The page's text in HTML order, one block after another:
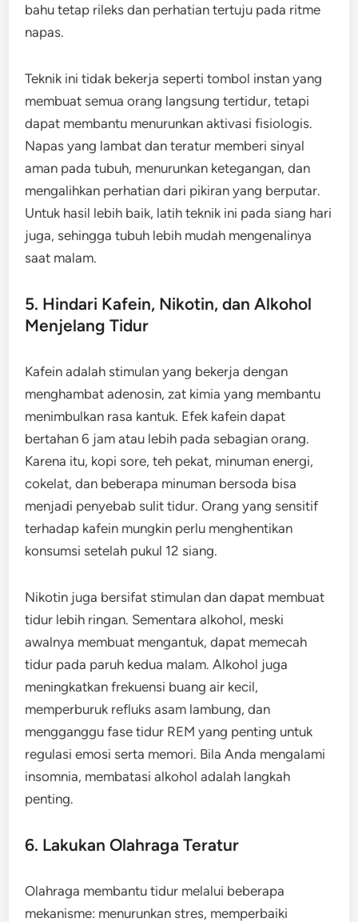
bahu tetap rileks dan perhatian tertuju pada ritme
napas.
Teknik ini tidak bekerja seperti tombol instan yang
membuat semua orang langsung tertidur, tetapi
dapat membantu menurunkan aktivasi fisiologis.
Napas yang lambat dan teratur memberi sinyal
aman pada tubuh, menurunkan ketegangan, dan
mengalihkan perhatian dari pikiran yang berputar.
Untuk hasil lebih baik, latih teknik ini pada siang hari
juga, sehingga tubuh lebih mudah mengenalinya
saat malam.
5. Hindari Kafein, Nikotin, dan Alkohol
Menjelang Tidur
Kafein adalah stimulan yang bekerja dengan
menghambat adenosin, zat kimia yang membantu
menimbulkan rasa kantuk. Efek kafein dapat
bertahan 6 jam atau lebih pada sebagian orang.
Karena itu, kopi sore, teh pekat, minuman energi,
cokelat, dan beberapa minuman bersoda bisa
menjadi penyebab sulit tidur. Orang yang sensitif
terhadap kafein mungkin perlu menghentikan
konsumsi setelah pukul 12 siang.
Nikotin juga bersifat stimulan dan dapat membuat
tidur lebih ringan. Sementara alkohol, meski
awalnya membuat mengantuk, dapat memecah
tidur pada paruh kedua malam. Alkohol juga
meningkatkan frekuensi buang air kecil,
memperburuk refluks asam lambung, dan
mengganggu fase tidur REM yang penting untuk
regulasi emosi serta memori. Bila Anda mengalami
insomnia, membatasi alkohol adalah langkah
penting.
6. Lakukan Olahraga Teratur
Olahraga membantu tidur melalui beberapa
mekanisme: menurunkan stres, memperbaiki